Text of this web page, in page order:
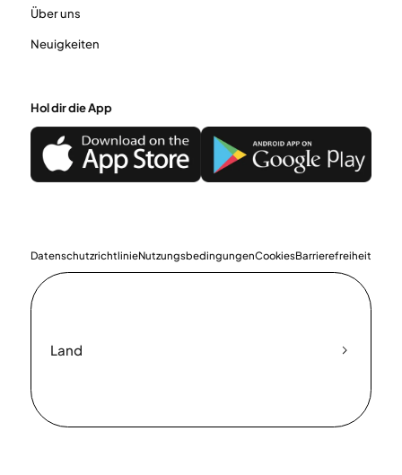
Über uns
Neuigkeiten
Hol dir die App
DatenschutzrichtlinieNutzungsbedingungenCookiesBarrierefreiheit
Land